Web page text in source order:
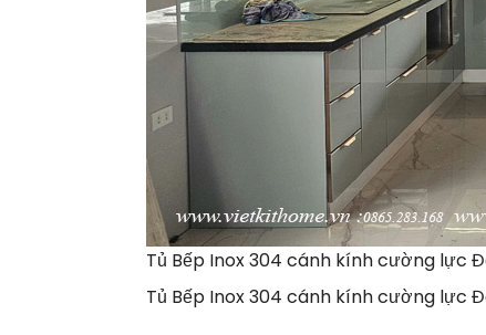
Tủ Bếp Inox 304 cánh kính cường lực
Tủ Bếp Inox 304 cánh kính cường lực